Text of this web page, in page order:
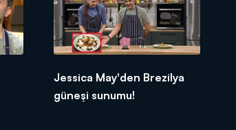
Jessica May'den Brezilya
güneşi sunumu!